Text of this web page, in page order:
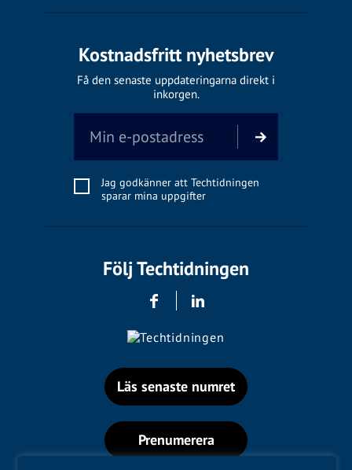
Kostnadsfritt nyhetsbrev
Få den senaste uppdateringarna direkt i
inkorgen.
Jag godkänner att Techtidningen
sparar mina uppgifter
Följ Techtidningen
Läs senaste numret
Prenumerera